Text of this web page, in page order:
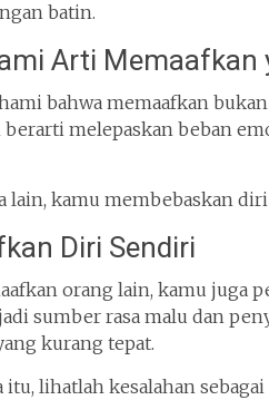
batin.
Arti Memaafkan
bahwa memaafkan
berarti melepaskan beban
lain, kamu membebaskan
Diri Sendiri
orang lain, kamu juga
sumber rasa malu dan
kurang tepat.
itu, lihatlah kesalahan